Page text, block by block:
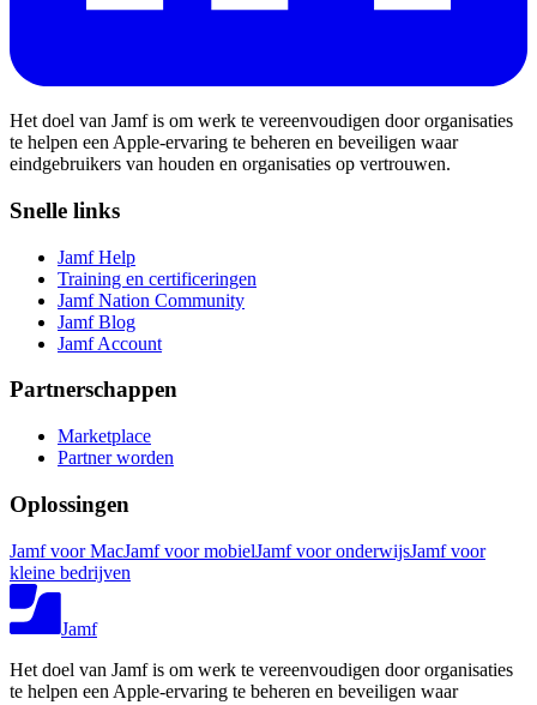
Het doel van Jamf is om werk te vereenvoudigen door organisaties
te helpen een Apple-ervaring te beheren en beveiligen waar
eindgebruikers van houden en organisaties op vertrouwen.
Snelle links
Jamf Help
Training en certificeringen
Jamf Nation Community
Jamf Blog
Jamf Account
Partnerschappen
Marketplace
Partner worden
Oplossingen
Jamf voor MacJamf voor mobielJamf voor onderwijsJamf voor
kleine bedrijven
Jamf
Het doel van Jamf is om werk te vereenvoudigen door organisaties
te helpen een Apple-ervaring te beheren en beveiligen waar